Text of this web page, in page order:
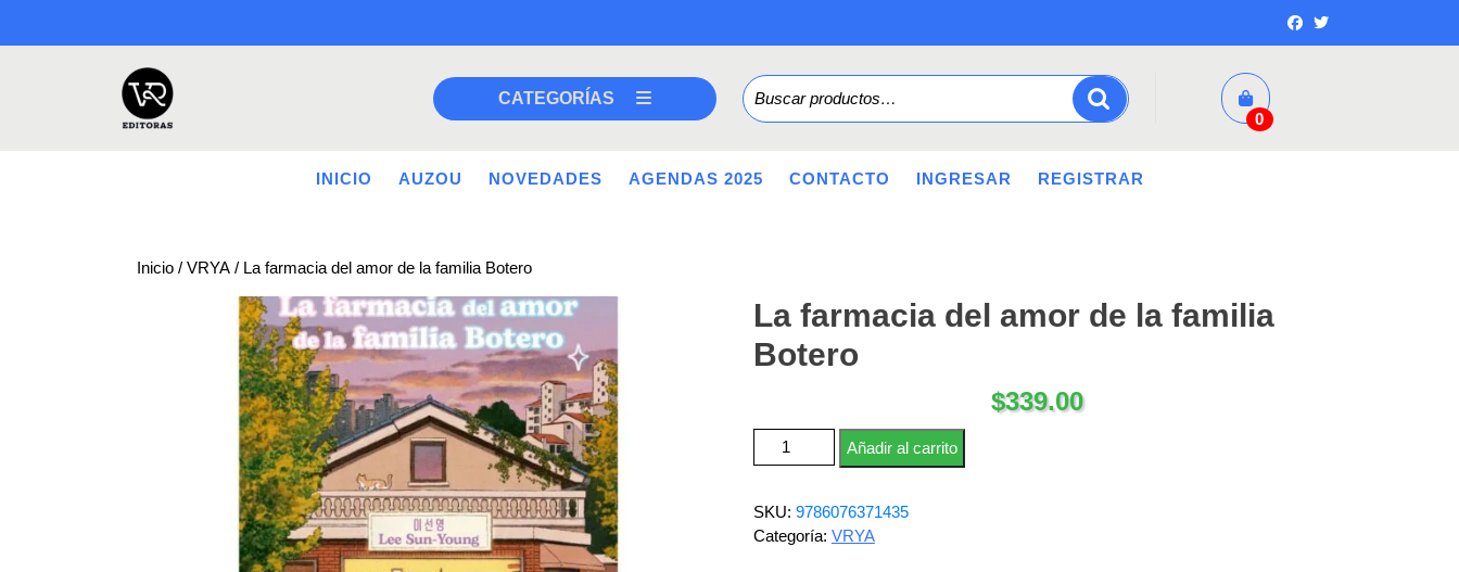
CATEGORÍAS
Buscar por:
0
INICIO AUZOU NOVEDADES AGENDAS 2025 CONTACTO INGRESAR REGISTRAR
Inicio / VRYA / La farmacia del amor de la familia Botero
La farmacia del amor de la familia
Botero
$339.00
La farmacia del amor de la familia Botero cantidad
Añadir al carrito
SKU: 9786076371435
Categoría: VRYA